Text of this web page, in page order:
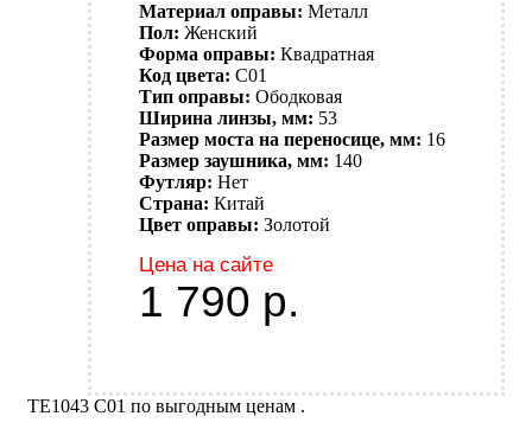
Материал оправы: Металл
Пол: Женский
Форма оправы: Квадратная
Код цвета: C01
Тип оправы: Ободковая
Ширина линзы, мм: 53
Размер моста на переносице, мм: 16
Размер заушника, мм: 140
Футляр: Нет
Страна: Китай
Цвет оправы: Золотой
Цена на сайте
1 790 р.
TE1043 C01 по выгодным ценам .